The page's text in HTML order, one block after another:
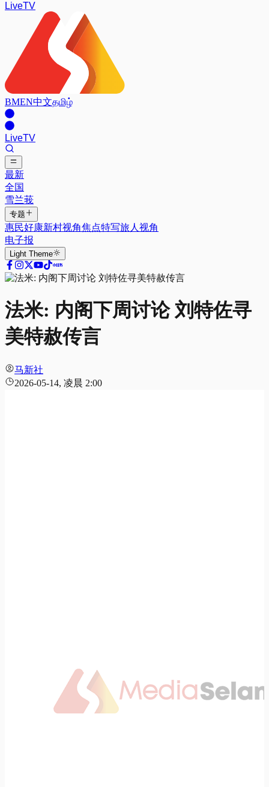
LiveTV
BMEN中文தமிழ்
LiveTV
最新
全国
雪兰莪
专题
惠民好康新村视角焦点特写旅人视角
电子报
Light Theme
法米: 内阁下周讨论 刘特佐寻
美特赦传言
马新社
2026-05-14, 凌晨 2:00